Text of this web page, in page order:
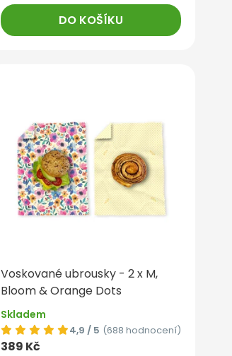
DO KOŠÍKU
Voskované ubrousky - 2 x M,
Bloom & Orange Dots
Skladem
4,9 / 5 (688 hodnocení)
389 Kč